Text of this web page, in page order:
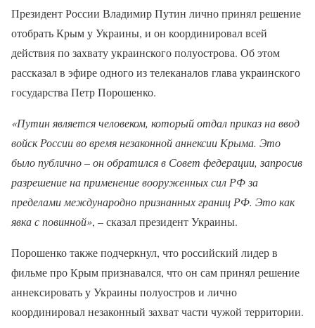
Президент России Владимир Путин лично принял решение
отобрать Крым у Украины, и он координировал всей
действия по захвату украинского полуострова. Об этом
рассказал в эфире одного из телеканалов глава украинского
государства Петр Порошенко.
«Путин является человеком, который отдал приказ на ввод
войск России во время незаконной аннексии Крыма. Это
было публично – он обратился в Совет федерации, запросив
разрешение на применение вооруженных сил РФ за
пределами международно признанных границ РФ. Это как
явка с повинной», – сказал президент Украины.
Порошенко также подчеркнул, что российский лидер в
фильме про Крым признавался, что он сам принял решение
аннексировать у Украины полуостров и лично
координировал незаконный захват части чужой территории.